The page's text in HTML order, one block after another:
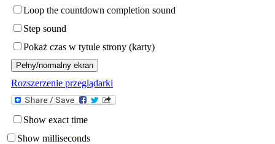
Loop the countdown completion sound
Step sound
Pokaż czas w tytule strony (karty)
Rozszerzenie przeglądarki
Show exact time
Show milliseconds